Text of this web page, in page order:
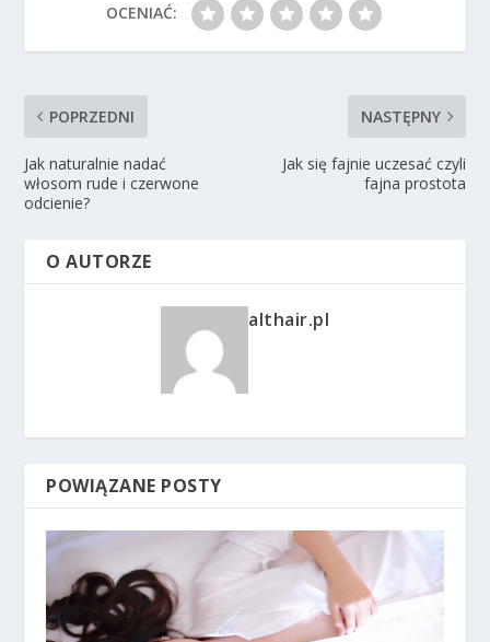
OCENIAĆ:
POPRZEDNI
Jak naturalnie nadać
włosom rude i czerwone
odcienie?
NASTĘPNY
Jak się fajnie uczesać czyli
fajna prostota
O AUTORZE
althair.pl
POWIĄZANE POSTY